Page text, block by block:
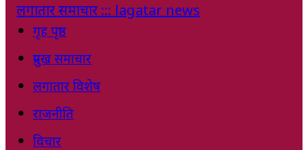
गृह पृष्ठ
प्रमुख समाचार
लगातार विशेष
राजनीति
विचार